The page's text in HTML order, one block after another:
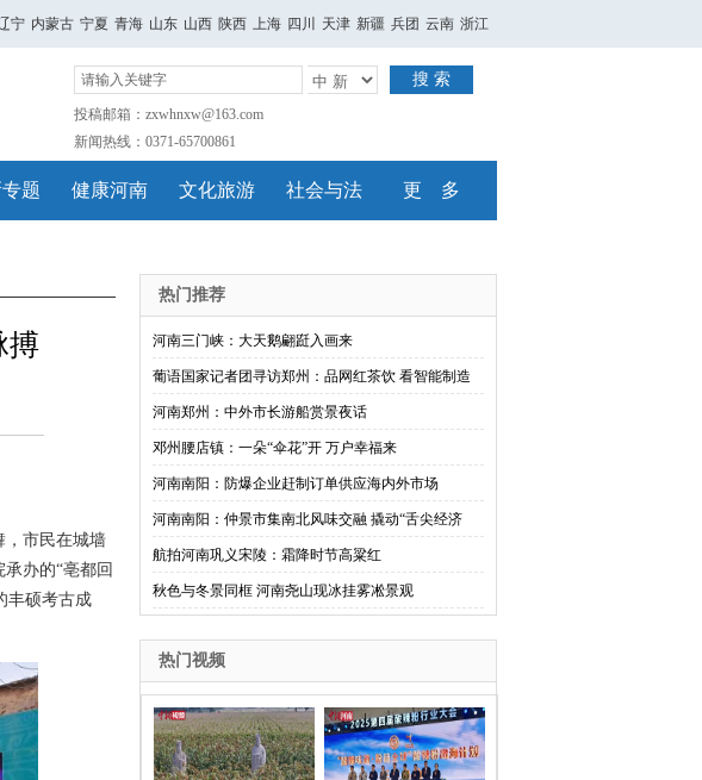
宁 内蒙古 宁夏 青海 山东 山西 陕西 上海 四川 天津 新疆 兵团 云南 浙江
搜 索
投稿邮箱：zxwhnxw@163.com
新闻热线：0371-65700861
题 健康河南 文化旅游 社会与法 更 多
搏
市民在城墙
办的“亳都回
丰硕考古成
热门推荐
河南三门峡：大天鹅翩跹入画来
葡语国家记者团寻访郑州：品网红茶饮 看智能制造
河南郑州：中外市长游船赏景夜话
邓州腰店镇：一朵“伞花”开 万户幸福来
河南南阳：防爆企业赶制订单供应海内外市场
河南南阳：仲景市集南北风味交融 撬动“舌尖经济
航拍河南巩义宋陵：霜降时节高粱红
秋色与冬景同框 河南尧山现冰挂雾凇景观
热门视频